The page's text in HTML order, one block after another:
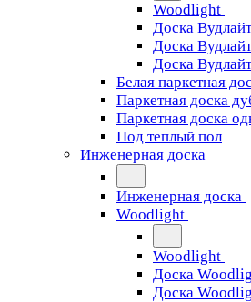
Woodlight
Доска
Доска
Доска
Белая паркетная
Паркетная доска
Паркетная доска
Под теплый пол
Инженерная доска
Инженерная доска
Woodlight
Woodlight
Доска
Доска